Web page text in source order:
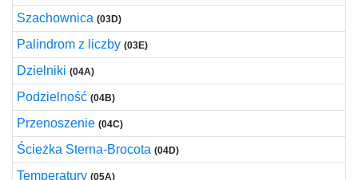
Szachownica (03D)
Palindrom z liczby (03E)
Dzielniki (04A)
Podzielność (04B)
Przenoszenie (04C)
Ścieżka Sterna-Brocota (04D)
Temperatury (05A)